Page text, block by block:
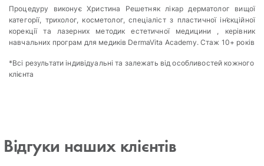
Процедуру виконує Христина Решетняк лікар дерматолог вищої
категорії, трихолог, косметолог, спеціаліст з пластичної ін’єкційної
корекції та лазерних методик естетичної медицини , керівник
навчальних програм для медиків DermaVita Academy. Стаж 10+ років
*Всі результати індивідуальні та залежать від особливостей кожного
клієнта
Відгуки наших клієнтів